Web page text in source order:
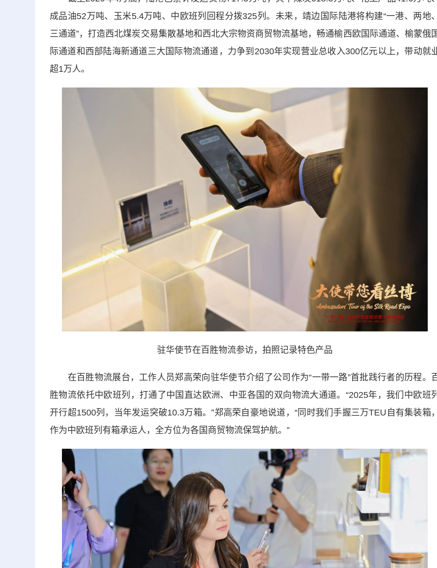
成品油52万吨、玉米5.4万吨、中欧班列回程分拨325列。未来，靖边国际陆港将构建“一港、两地、
三通道”，打造西北煤炭交易集散基地和西北大宗物资商贸物流基地，畅通榆西欧国际通道、榆蒙俄
际通道和西部陆海新通道三大国际物流通道，力争到2030年实现营业总收入300亿元以上，带动就
超1万人。
驻华使节在百胜物流参访，拍照记录特色产品
在百胜物流展台，工作人员郑高荣向驻华使节介绍了公司作为“一带一路”首批践行者的历程。
胜物流依托中欧班列，打通了中国直达欧洲、中亚各国的双向物流大通道。“2025年，我们中欧班列
开行超1500列，当年发运突破10.3万箱。”郑高荣自豪地说道，“同时我们手握三万TEU自有集装箱，
作为中欧班列有箱承运人，全方位为各国商贸物流保驾护航。”